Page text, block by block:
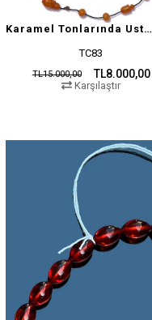
Karamel Tonlarında Usta İşçilikli Tesbih
TC83
TL8.000,00
TL15.000,00
Karşılaştır